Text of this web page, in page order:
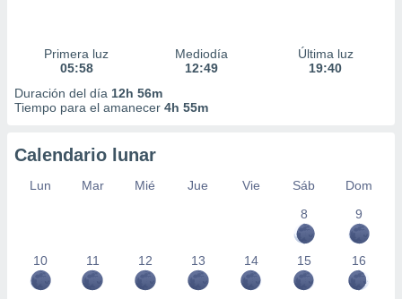
Primera luz
05:58
Mediodía
12:49
Última luz
19:40
Duración del día 12h 56m
Tiempo para el amanecer 4h 55m
Calendario lunar
Lun Mar Mié Jue Vie Sáb
Dom
8
9
10 11 12 13 14 15 16